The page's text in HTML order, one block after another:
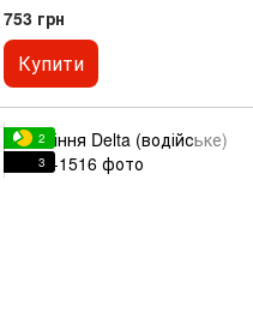
753 грн
Купити
2
3